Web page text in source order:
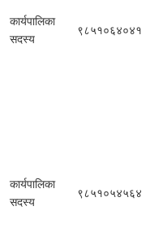
कार्यपालिका
सदस्य
९८५१०६४०४१
कार्यपालिका
सदस्य
९८५१०५४५६४